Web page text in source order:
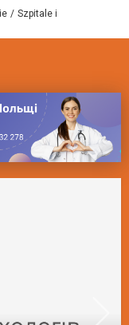
Szpitale i